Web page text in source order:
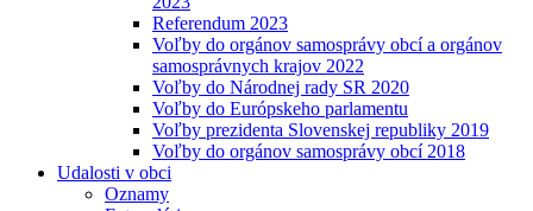
Referendum 2023
Voľby do orgánov samosprávy obcí a orgánov
samosprávnych krajov 2022
Voľby do Národnej rady SR 2020
Voľby do Európskeho parlamentu
Voľby prezidenta Slovenskej republiky 2019
Voľby do orgánov samosprávy obcí 2018
Udalosti v obci
Oznamy